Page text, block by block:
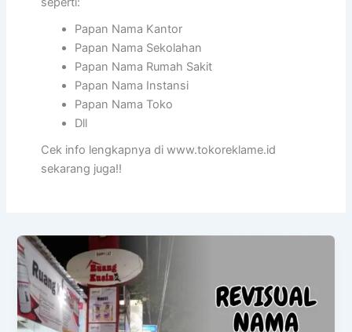
Papan Nama Kantor
Papan Nama Sekolahan
Papan Nama Rumah Sakit
Papan Nama Instansi
Papan Nama Toko
Dll
Cek info lengkapnya di www.tokoreklame.id
sekarang juga!!